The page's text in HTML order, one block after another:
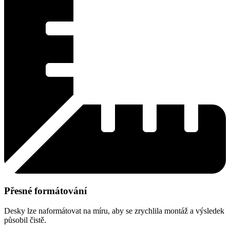
Přesné formátování
Desky lze naformátovat na míru, aby se zrychlila montáž a výsledek
působil čistě.